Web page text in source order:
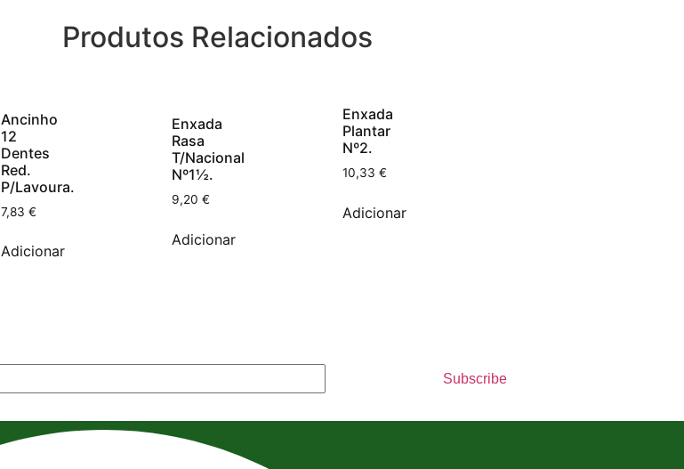
Produtos Relacionados
Ancinho
12
Dentes
Red.
P/Lavoura.
7,83 €
Adicionar
Enxada
Rasa
T/Nacional
Nº1½.
9,20 €
Adicionar
Enxada
Plantar
Nº2.
10,33 €
Adicionar
Subscribe